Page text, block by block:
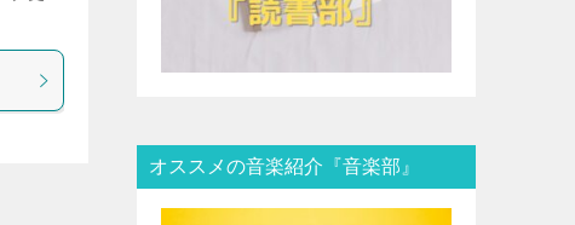
オススメの音楽紹介『音楽部』